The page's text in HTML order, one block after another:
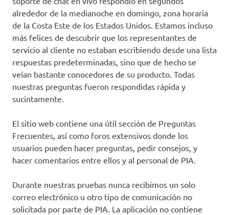
alrededor de la medianoche en domingo, zona horaria
de la Costa Este de los Estados Unidos. Estamos incluso
más felices de descubrir que los representantes de
servicio al cliente no estaban escribiendo desde una lista
respuestas predeterminadas, sino que de hecho se
veían bastante conocedores de su producto. Todas
nuestras preguntas fueron respondidas rápida y
sucintamente.
El sitio web contiene una útil sección de Preguntas
Frecuentes, así como foros extensivos donde los
usuarios pueden hacer preguntas, pedir consejos, y
hacer comentarios entre ellos y al personal de PIA.
Durante nuestras pruebas nunca recibimos un solo
correo electrónico u otro tipo de comunicación no
solicitada por parte de PIA. La aplicación no contiene